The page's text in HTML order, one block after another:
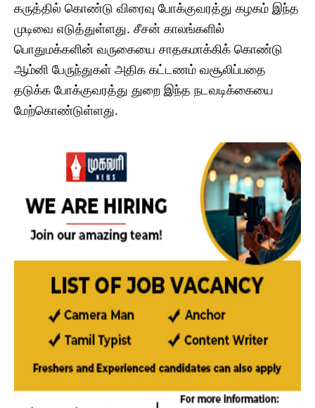
கருத்தில் கொண்டு விரைவு போக்குவரத்து கழகம் இந்த
முடிவை எடுத்துள்ளது. சீசன் காலங்களில்
பொதுமக்களின் வருகையை சாதகமாக்கிக் கொண்டு
ஆம்னி பேருந்துகள் அதிக கட்டணம் வசூலிப்பதை
தடுக்க போக்குவரத்து துறை இந்த நடவடிக்கையை
மேற்கொண்டுள்ளது.